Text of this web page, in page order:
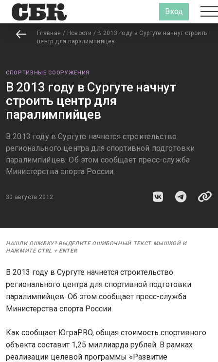
Вход
Главная / Новости / В 2013 году в Сургуте начнут строить
центр для паралимпийцев
СПОРТИВНЫЕ СООРУЖЕНИЯ
В 2013 году в Сургуте начнут
строить центр для
паралимпийцев
В 2013 году в Сургуте начнется строительство
регионального центра для спортивной подготовки
паралимпийцев. Об этом сообщает пресс-служба
Министерства спорта России.
30 августа 2012
НАШЛИ ОШИБКУ? ВЫДЕЛИТЕ ОШИБОЧНЫЙ ТЕКСТ МЫШКОЙ И
НАЖМИТЕ CTRL + ENTER
В 2013 году в Сургуте начнется строительство
регионального центра для спортивной подготовки
паралимпийцев. Об этом сообщает пресс-служба
Министерства спорта России.
Как сообщает ЮграPRO, общая стоимость спортивного
объекта составит 1,25 миллиарда рублей. В рамках
реализации целевой программы «Развитие